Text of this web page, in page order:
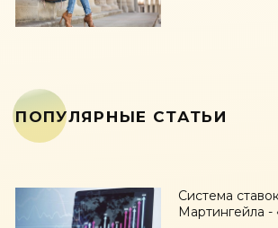
ПОПУЛЯРНЫЕ СТАТЬИ
Система
Мартингейла -